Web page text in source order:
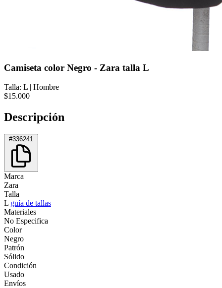
Camiseta color Negro - Zara talla L
Talla: L | Hombre
$15.000
Descripción
#336241
Marca
Zara
Talla
L guía de tallas
Materiales
No Especifica
Color
Negro
Patrón
Sólido
Condición
Usado
Envíos